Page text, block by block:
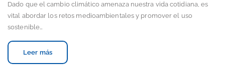
Dado que el cambio climático amenaza nuestra vida cotidiana, es
vital abordar los retos medioambientales y promover el uso
sostenible…
Leer más